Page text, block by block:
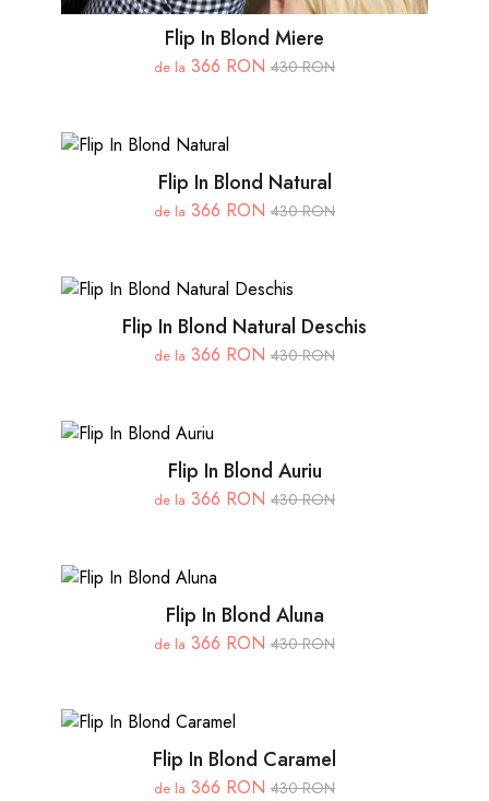
Flip In Blond Miere
de la 366 RON 430 RON
Flip In Blond Natural
de la 366 RON 430 RON
Flip In Blond Natural Deschis
de la 366 RON 430 RON
Flip In Blond Auriu
de la 366 RON 430 RON
Flip In Blond Aluna
de la 366 RON 430 RON
Flip In Blond Caramel
de la 366 RON 430 RON